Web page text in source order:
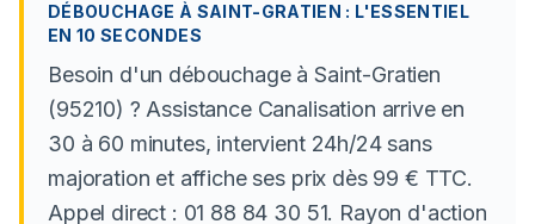
DÉBOUCHAGE À SAINT-GRATIEN : L'ESSENTIEL
EN 10 SECONDES
Besoin d'un débouchage à Saint-Gratien
(95210) ? Assistance Canalisation arrive en
30 à 60 minutes, intervient 24h/24 sans
majoration et affiche ses prix dès 99 € TTC.
Appel direct : 01 88 84 30 51. Rayon d'action